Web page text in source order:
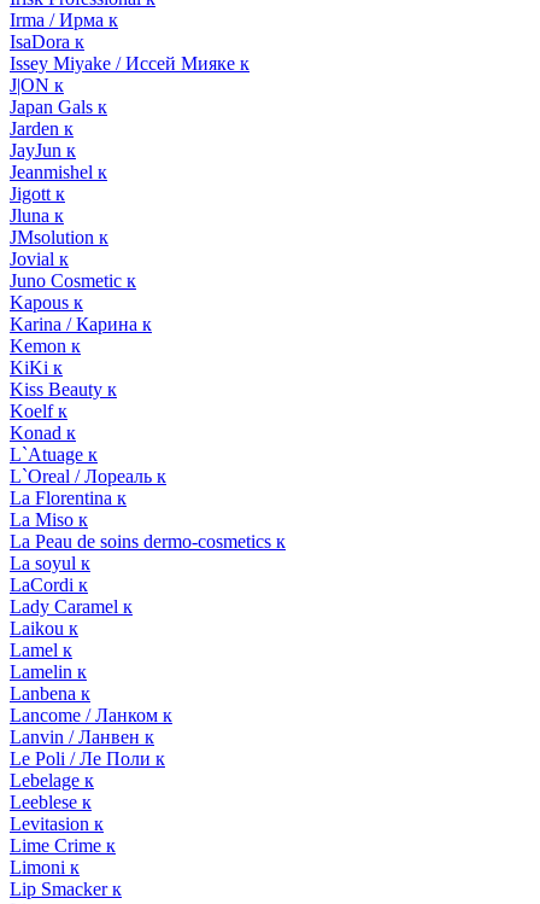
Irma / Ирма к
IsaDora к
Issey Miyake / Иссей Мияке к
J|ON к
Japan Gals к
Jarden к
JayJun к
Jeanmishel к
Jigott к
Jluna к
JMsolution к
Jovial к
Juno Cosmetic к
Kapous к
Karina / Карина к
Kemon к
KiKi к
Kiss Beauty к
Koelf к
Konad к
L`Atuage к
L`Oreal / Лореаль к
La Florentina к
La Miso к
La Peau de soins dermo-cosmetics к
La soyul к
LaCordi к
Lady Caramel к
Laikou к
Lamel к
Lamelin к
Lanbena к
Lancome / Ланком к
Lanvin / Ланвен к
Le Poli / Ле Поли к
Lebelage к
Leeblese к
Levitasion к
Lime Crime к
Limoni к
Lip Smacker к